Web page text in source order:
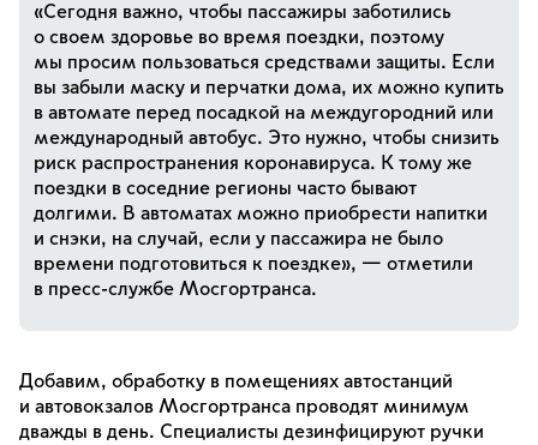
«Сегодня важно, чтобы пассажиры заботились
о своем здоровье во время поездки, поэтому
мы просим пользоваться средствами защиты. Если
вы забыли маску и перчатки дома, их можно купить
в автомате перед посадкой на междугородний или
международный автобус. Это нужно, чтобы снизить
риск распространения коронавируса. К тому же
поездки в соседние регионы часто бывают
долгими. В автоматах можно приобрести напитки
и снэки, на случай, если у пассажира не было
времени подготовиться к поездке», — отметили
в пресс-службе Мосгортранса.
Добавим, обработку в помещениях автостанций
и автовокзалов Мосгортранса проводят минимум
дважды в день. Специалисты дезинфицируют ручки